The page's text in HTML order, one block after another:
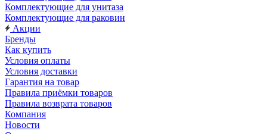
Комплектующие для унитаза
Комплектующие для раковин
Акции
Бренды
Как купить
Условия оплаты
Условия доставки
Гарантия на товар
Правила приёмки товаров
Правила возврата товаров
Компания
Новости